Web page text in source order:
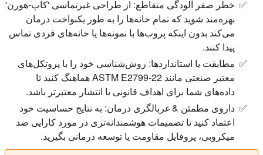
خطر صفر آلودگی متقاطع: از طراحی غیرتماسی 'کاپ-هورن'
بهره‌مند شوید که تمام خانه‌ها را به طور یکنواخت درمان
می‌کند بدون اینکه پروب‌ها با نمونه‌ها یا خانه‌های فردی تماس
پیدا کنند.
مطابقت با استانداردها: روش‌شناسی خود را با پروتکل‌های
معتبر صنعتی مانند ASTM E2799-22 هماهنگ کنید تا
داده‌های شما برای اهداف قانونی یا انتشار معتبرتر باشد.
داروی مطمئن & غربالگری درمان: به نتایج حساسیت خود
اعتماد کنید تا تصمیمات هوشمندانه‌تری در مورد کارایی ضد
میکروبی، پروفایل مقاومت یا توسعه درمانی بگیرید.